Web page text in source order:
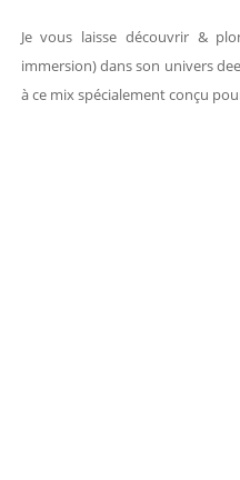
Je vous laisse découvrir &
immersion) dans son univers
à ce mix spécialement conçu